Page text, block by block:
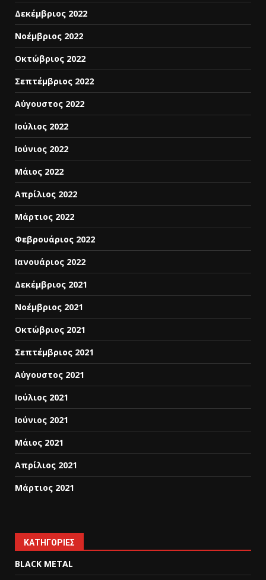
Δεκέμβριος 2022
Νοέμβριος 2022
Οκτώβριος 2022
Σεπτέμβριος 2022
Αύγουστος 2022
Ιούλιος 2022
Ιούνιος 2022
Μάιος 2022
Απρίλιος 2022
Μάρτιος 2022
Φεβρουάριος 2022
Ιανουάριος 2022
Δεκέμβριος 2021
Νοέμβριος 2021
Οκτώβριος 2021
Σεπτέμβριος 2021
Αύγουστος 2021
Ιούλιος 2021
Ιούνιος 2021
Μάιος 2021
Απρίλιος 2021
Μάρτιος 2021
KΑΤΗΓΟΡΊΕΣ
BLACK METAL